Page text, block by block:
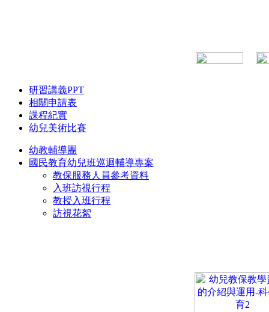
研習講義PPT
相關申請表
課程紀實
幼兒美術比賽
幼教輔導團
國民教育幼兒班巡迴輔導專案
教保服務人員參考資料
入班訪視行程
教授入班行程
訪視花絮